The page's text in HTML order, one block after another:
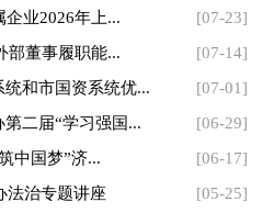
业2026年上...
[07-23]
部董事履职能...
[07-14]
和市国资系统优...
[07-01]
二届“学习强国...
[06-29]
中国梦”济...
[06-17]
法治专题讲座
[05-25]